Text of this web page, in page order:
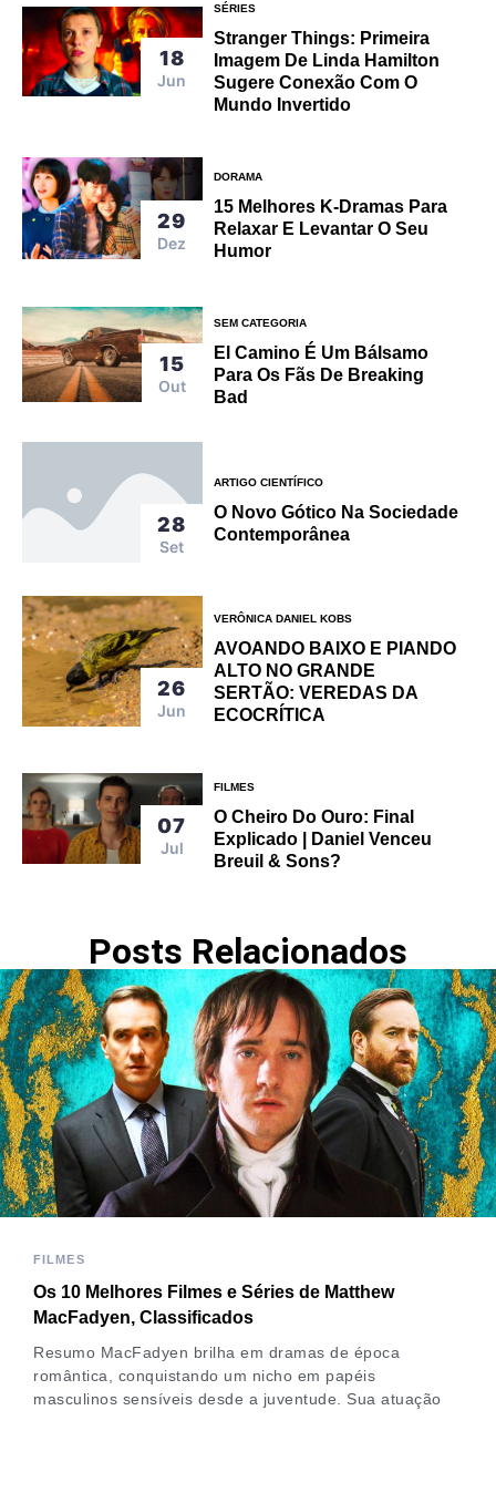
18
Jun
SÉRIES
Stranger Things: Primeira
Imagem De Linda Hamilton
Sugere Conexão Com O
Mundo Invertido
29
Dez
DORAMA
15 Melhores K-Dramas Para
Relaxar E Levantar O Seu
Humor
15
Out
SEM CATEGORIA
El Camino É Um Bálsamo
Para Os Fãs De Breaking
Bad
28
Set
ARTIGO CIENTÍFICO
O Novo Gótico Na Sociedade
Contemporânea
26
Jun
VERÔNICA DANIEL KOBS
AVOANDO BAIXO E PIANDO
ALTO NO GRANDE
SERTÃO: VEREDAS DA
ECOCRÍTICA
07
Jul
FILMES
O Cheiro Do Ouro: Final
Explicado | Daniel Venceu
Breuil & Sons?
Posts Relacionados
FILMES
Os 10 Melhores Filmes e Séries de Matthew
MacFadyen, Classificados
Resumo MacFadyen brilha em dramas de época
romântica, conquistando um nicho em papéis
masculinos sensíveis desde a juventude. Sua atuação